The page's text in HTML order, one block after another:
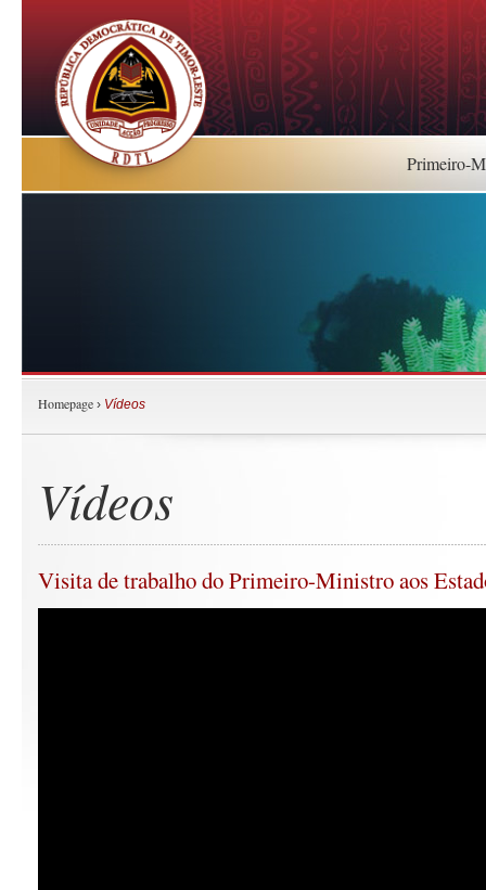
Primeiro-
Homepage › Vídeos
Vídeos
Visita de trabalho do Primeiro-Ministro aos